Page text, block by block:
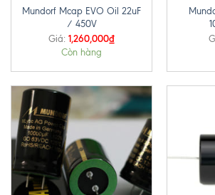
Mundorf Mcap EVO Oil 22uF
/ 450V
Giá: 1,260,000₫
Còn hàng